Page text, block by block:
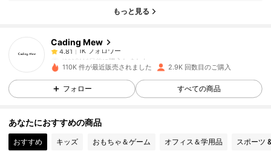
もっと見る
Cading Mew
4.81
1K フォロワー
l***9 は1日前 に購入しました
a***4が1日前にフォローしました
4.81
4.81 1K フォロワー
110K 件が最近販売されました 2.9K 回数目のご購入
フォロー すべての商品
あなたにおすすめの商品
おすすめ キッズ おもちゃ＆ゲーム オフィス＆学用品 スポーツ